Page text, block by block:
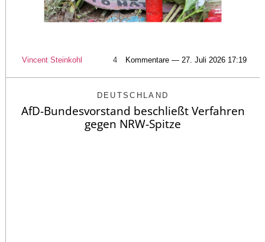
Vincent Steinkohl 4 Kommentare — 27. Juli 2026 17:19
DEUTSCHLAND
AfD-Bundesvorstand beschließt Verfahren
gegen NRW-Spitze